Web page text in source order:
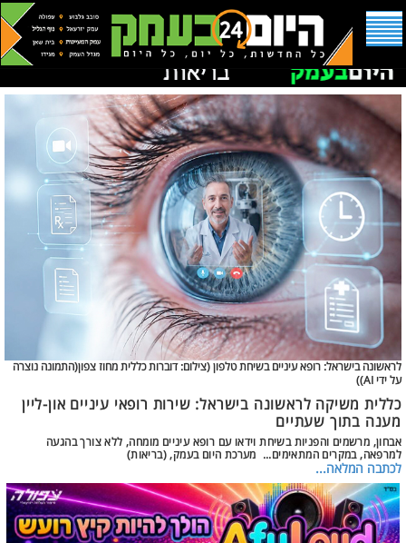
לראשונה בישראל: רופא עיניים בשיחת טלפון (צילום: דוברות כללית מחוז צפון(התמונה נוצרה
על ידי AI))
כללית משיקה לראשונה בישראל: שירות רופאי עיניים און-ליין
מענה בתוך שעתיים
אבחון, מרשמים והפניות בשיחת וידאו עם רופא עיניים מומחה, ללא צורך בהגעה
למרפאה, במקרים המתאימים... מערכת היום בעמק, (בריאות)
לכתבה המלאה...